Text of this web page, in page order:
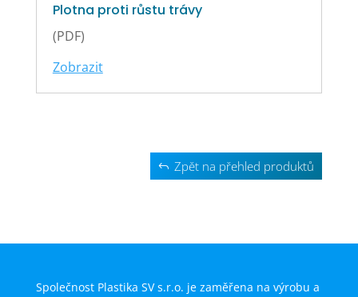
Plotna proti růstu trávy
(PDF)
Zobrazit
Zpět na přehled produktů
Společnost Plastika SV s.r.o. je zaměřena na výrobu a